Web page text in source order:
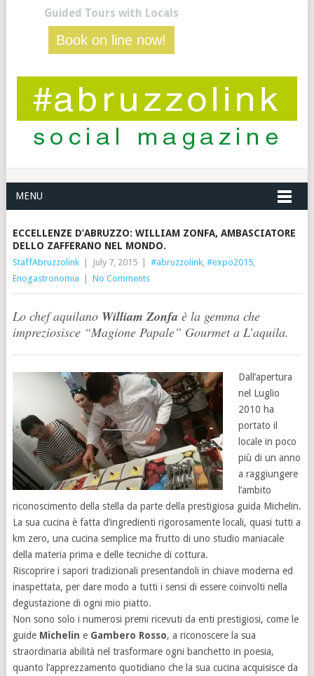
Guided Tours with Locals
Book on line now!
MENU
ECCELLENZE D’ABRUZZO: WILLIAM ZONFA, AMBASCIATORE
DELLO ZAFFERANO NEL MONDO.
StaffAbruzzolink July 7, 2015 #abruzzolink, #expo2015,
Enogastronomia
No Comments
Lo chef aquilano William Zonfa è la gemma che
impreziosisce “Magione Papale” Gourmet a L’aquila.
Dall’apertura
nel Luglio
2010 ha
portato il
locale in poco
più di un anno
a raggiungere
l’ambito
riconoscimento della stella da parte della prestigiosa guida Michelin.
La sua cucina è fatta d’ingredienti rigorosamente locali, quasi tutti a
km zero, una cucina semplice ma frutto di uno studio maniacale
della materia prima e delle tecniche di cottura.
Riscoprire i sapori tradizionali presentandoli in chiave moderna ed
inaspettata, per dare modo a tutti i sensi di essere coinvolti nella
degustazione di ogni mio piatto.
Non sono solo i numerosi premi ricevuti da enti prestigiosi, come le
guide Michelin e Gambero Rosso, a riconoscere la sua
straordinaria abilità nel trasformare ogni banchetto in poesia,
quanto l’apprezzamento quotidiano che la sua cucina acquisisce da